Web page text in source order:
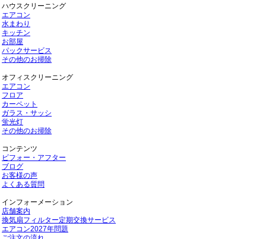
ハウスクリーニング
エアコン
水まわり
キッチン
お部屋
パックサービス
その他のお掃除
オフィスクリーニング
エアコン
フロア
カーペット
ガラス・サッシ
蛍光灯
その他のお掃除
コンテンツ
ビフォー・アフター
ブログ
お客様の声
よくある質問
インフォーメーション
店舗案内
換気扇フィルター定期交換サービス
エアコン2027年問題